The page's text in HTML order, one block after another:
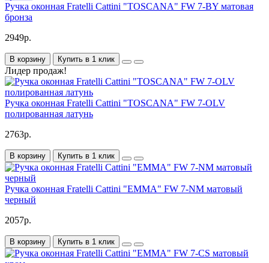
Ручка оконная Fratelli Cattini "TOSCANA" FW 7-BY матовая
бронза
2949р.
В корзину Купить в 1 клик
Лидер продаж!
Ручка оконная Fratelli Cattini "TOSCANA" FW 7-OLV
полированная латунь
2763р.
В корзину Купить в 1 клик
Ручка оконная Fratelli Cattini "EMMA" FW 7-NM матовый
черный
2057р.
В корзину Купить в 1 клик